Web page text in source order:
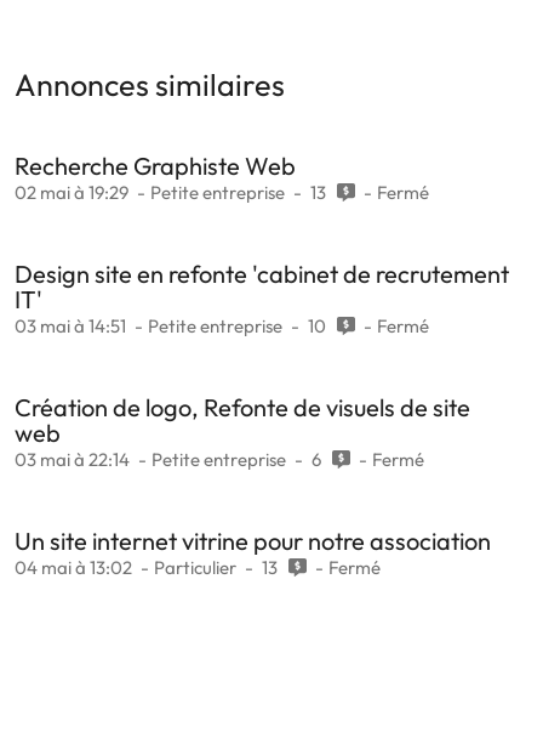
Annonces similaires
Recherche Graphiste Web
02 mai à 19:29 Petite entreprise 13 Fermé
Design site en refonte 'cabinet de recrutement
IT'
03 mai à 14:51 Petite entreprise 10 Fermé
Création de logo, Refonte de visuels de site
web
03 mai à 22:14 Petite entreprise 6 Fermé
Un site internet vitrine pour notre association
04 mai à 13:02 Particulier 13 Fermé